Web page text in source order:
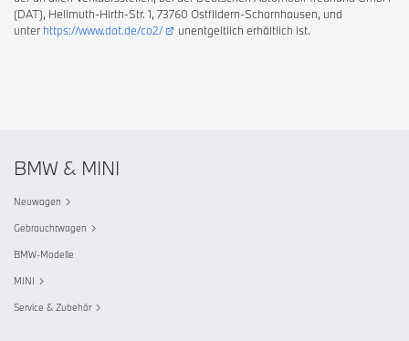
(DAT), Hellmuth-Hirth-Str. 1, 73760 Ostfildern-Scharnhausen, und
unter https://www.dat.de/co2/ unentgeltlich erhältlich ist.
BMW & MINI
Neuwagen
Gebrauchtwagen
BMW-Modelle
MINI
Service & Zubehör